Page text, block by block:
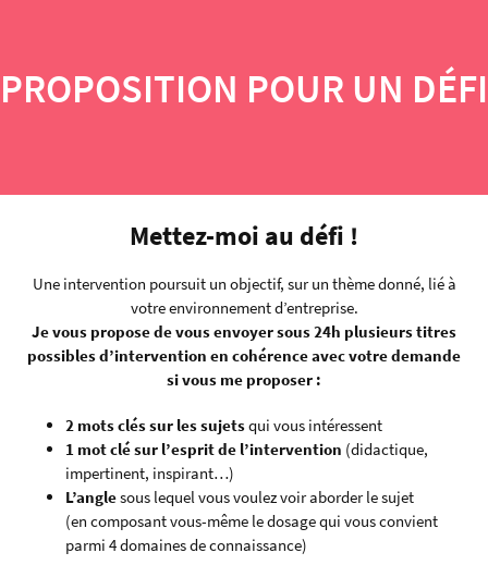
PROPOSITION POUR UN DÉFI
Mettez-moi au défi !
Une intervention poursuit un objectif, sur un thème donné, lié à
votre environnement d’entreprise.
Je vous propose de vous envoyer sous 24h plusieurs titres
possibles d’intervention en cohérence avec votre demande
si vous me proposer :
2 mots clés sur les sujetsqui vous intéressent
1 mot clé sur l’esprit de l’intervention (didactique,
impertinent, inspirant…)
L’anglesous lequel vous voulez voir aborder le sujet
(en composant vous-même le dosage qui vous convient
parmi 4 domaines de connaissance)